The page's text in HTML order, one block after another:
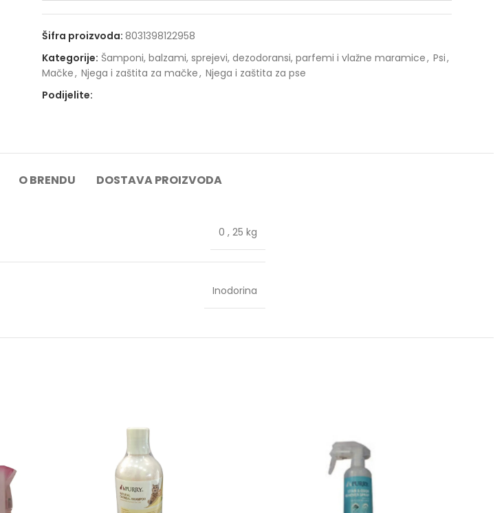
Šifra proizvoda: 8031398122958
Kategorije: Šamponi, balzami, sprejevi, dezodoransi, parfemi i vlažne maramice, Psi,
Mačke, Njega i zaštita za mačke, Njega i zaštita za pse
Podijelite:
O BRENDU DOSTAVA PROIZVODA
0 , 25 kg
Inodorina